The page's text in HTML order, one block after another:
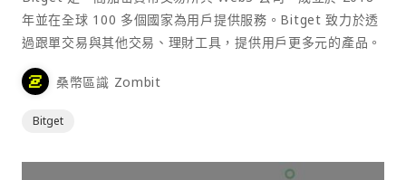
年並在全球 100 多個國家為用戶提供服務。Bitget 致力於透
過跟單交易與其他交易、理財工具，提供用戶更多元的產品。
桑幣區識 Zombit
Bitget